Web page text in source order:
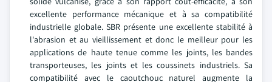
excellente performance mécanique et à sa compatibilité
industrielle globale. SBR présente une excellente stabilité à
l'abrasion et au vieillissement et donc le meilleur pour les
applications de haute tenue comme les joints, les bandes
transporteuses, les joints et les coussinets industriels. Sa
compatibilité avec le caoutchouc naturel augmente la